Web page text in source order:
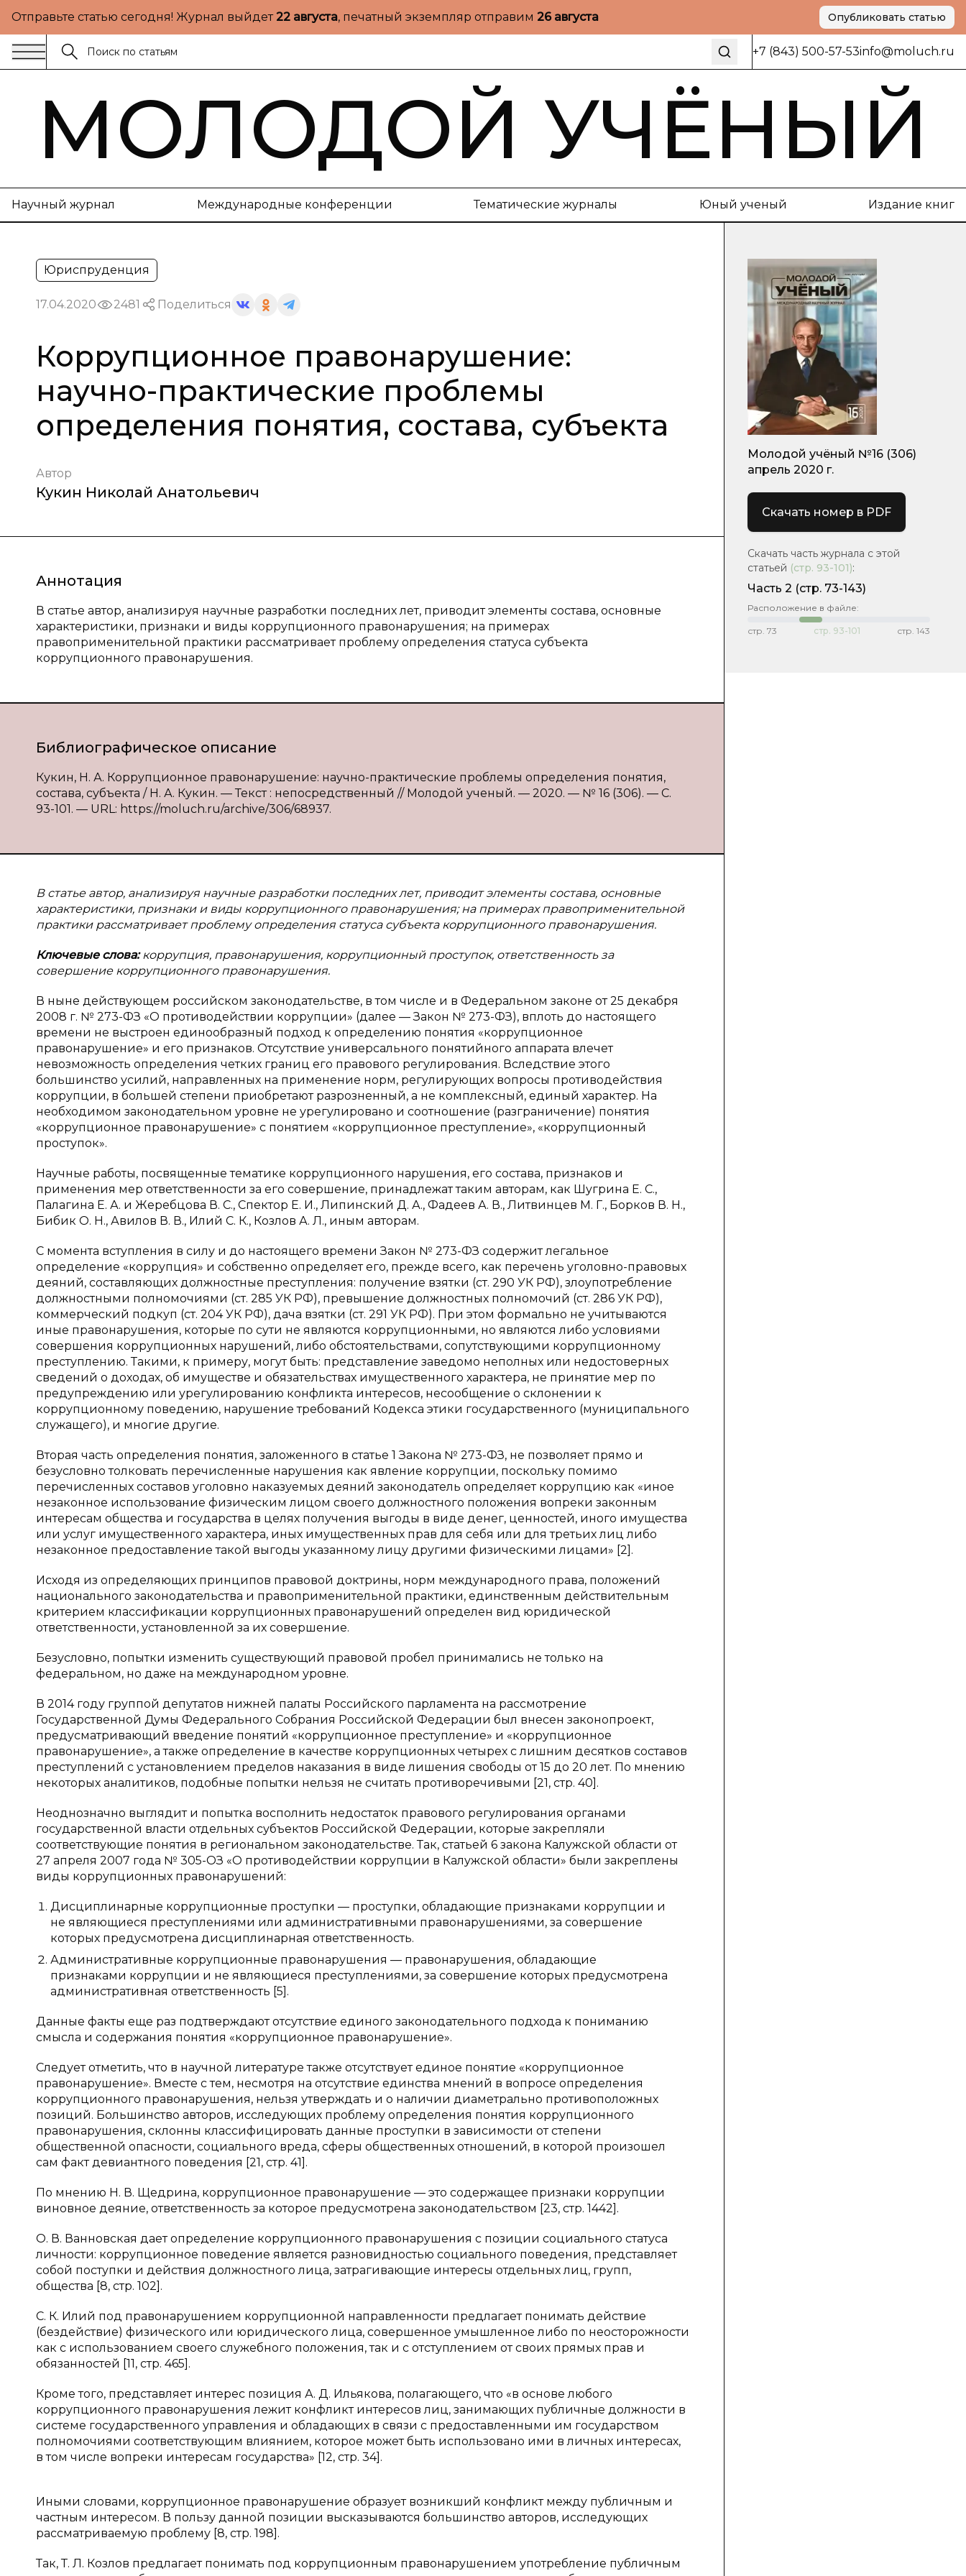
Отправьте статью сегодня! Журнал выйдет22 августа, печатный экземпляр отправим 26 августа Опубликовать статью
+7 (843) 500-57-53info@moluch.ru
МОЛОДОЙ УЧЁНЫЙ
Научный журнал Международные конференции Тематические журналы Юный ученый Издание книг
Юриспруденция
17.04.2020 2481 Поделиться
Коррупционное правонарушение:
научно-практические проблемы
определения понятия, состава, субъекта
Автор
Кукин Николай Анатольевич
Аннотация
В статье автор, анализируя научные разработки последних лет, приводит элементы состава, основные
характеристики, признаки и виды коррупционного правонарушения; на примерах
правоприменительной практики рассматривает проблему определения статуса субъекта
коррупционного правонарушения.
Библиографическое описание
Кукин, Н. А. Коррупционное правонарушение: научно-практические проблемы определения понятия,
состава, субъекта / Н. А. Кукин. — Текст : непосредственный // Молодой ученый. — 2020. — № 16 (306). — С.
93-101. — URL: https://moluch.ru/archive/306/68937.
В статье автор, анализируя научные разработки последних лет, приводит элементы состава, основные
характеристики, признаки и виды коррупционного правонарушения; на примерах правоприменительной
практики рассматривает проблему определения статуса субъекта коррупционного правонарушения.
Ключевые слова:коррупция, правонарушения, коррупционный проступок, ответственность за
совершение коррупционного правонарушения.
В ныне действующем российском законодательстве, в том числе и в Федеральном законе от 25 декабря
2008 г. № 273-ФЗ «О противодействии коррупции» (далее — Закон № 273-ФЗ), вплоть до настоящего
времени не выстроен единообразный подход к определению понятия «коррупционное
правонарушение» и его признаков. Отсутствие универсального понятийного аппарата влечет
невозможность определения четких границ его правового регулирования. Вследствие этого
большинство усилий, направленных на применение норм, регулирующих вопросы противодействия
коррупции, в большей степени приобретают разрозненный, а не комплексный, единый характер. На
необходимом законодательном уровне не урегулировано и соотношение (разграничение) понятия
«коррупционное правонарушение» с понятием «коррупционное преступление», «коррупционный
проступок».
Научные работы, посвященные тематике коррупционного нарушения, его состава, признаков и
применения мер ответственности за его совершение, принадлежат таким авторам, как Шугрина Е. С.,
Палагина Е. А. и Жеребцова В. С., Спектор Е. И., Липинский Д. А., Фадеев А. В., Литвинцев М. Г., Борков В. Н.,
Бибик О. Н., Авилов В. В., Илий С. К., Козлов А. Л., иным авторам.
С момента вступления в силу и до настоящего времени Закон № 273-ФЗ содержит легальное
определение «коррупция» и собственно определяет его, прежде всего, как перечень уголовно-правовых
деяний, составляющих должностные преступления: получение взятки (ст. 290 УК РФ), злоупотребление
должностными полномочиями (ст. 285 УК РФ), превышение должностных полномочий (ст. 286 УК РФ),
коммерческий подкуп (ст. 204 УК РФ), дача взятки (ст. 291 УК РФ). При этом формально не учитываются
иные правонарушения, которые по сути не являются коррупционными, но являются либо условиями
совершения коррупционных нарушений, либо обстоятельствами, сопутствующими коррупционному
преступлению. Такими, к примеру, могут быть: представление заведомо неполных или недостоверных
сведений о доходах, об имуществе и обязательствах имущественного характера, не принятие мер по
предупреждению или урегулированию конфликта интересов, несообщение о склонении к
коррупционному поведению, нарушение требований Кодекса этики государственного (муниципального
служащего), и многие другие.
Вторая часть определения понятия, заложенного в статье 1 Закона № 273-ФЗ, не позволяет прямо и
безусловно толковать перечисленные нарушения как явление коррупции, поскольку помимо
перечисленных составов уголовно наказуемых деяний законодатель определяет коррупцию как «иное
незаконное использование физическим лицом своего должностного положения вопреки законным
интересам общества и государства в целях получения выгоды в виде денег, ценностей, иного имущества
или услуг имущественного характера, иных имущественных прав для себя или для третьих лиц либо
незаконное предоставление такой выгоды указанному лицу другими физическими лицами» [2].
Исходя из определяющих принципов правовой доктрины, норм международного права, положений
национального законодательства и правоприменительной практики, единственным действительным
критерием классификации коррупционных правонарушений определен вид юридической
ответственности, установленной за их совершение.
Безусловно, попытки изменить существующий правовой пробел принимались не только на
федеральном, но даже на международном уровне.
В 2014 году группой депутатов нижней палаты Российского парламента на рассмотрение
Государственной Думы Федерального Собрания Российской Федерации был внесен законопроект,
предусматривающий введение понятий «коррупционное преступление» и «коррупционное
правонарушение», а также определение в качестве коррупционных четырех с лишним десятков составов
преступлений с установлением пределов наказания в виде лишения свободы от 15 до 20 лет. По мнению
некоторых аналитиков, подобные попытки нельзя не считать противоречивыми [21, стр. 40].
Неоднозначно выглядит и попытка восполнить недостаток правового регулирования органами
государственной власти отдельных субъектов Российской Федерации, которые закрепляли
соответствующие понятия в региональном законодательстве. Так, статьей 6 закона Калужской области от
27 апреля 2007 года № 305-ОЗ «О противодействии коррупции в Калужской области» были закреплены
виды коррупционных правонарушений:
Дисциплинарные коррупционные проступки — проступки, обладающие признаками коррупции и
не являющиеся преступлениями или административными правонарушениями, за совершение
которых предусмотрена дисциплинарная ответственность.
Административные коррупционные правонарушения — правонарушения, обладающие
признаками коррупции и не являющиеся преступлениями, за совершение которых предусмотрена
административная ответственность [5].
Данные факты еще раз подтверждают отсутствие единого законодательного подхода к пониманию
смысла и содержания понятия «коррупционное правонарушение».
Следует отметить, что в научной литературе также отсутствует единое понятие «коррупционное
правонарушение». Вместе с тем, несмотря на отсутствие единства мнений в вопросе определения
коррупционного правонарушения, нельзя утверждать и о наличии диаметрально противоположных
позиций. Большинство авторов, исследующих проблему определения понятия коррупционного
правонарушения, склонны классифицировать данные проступки в зависимости от степени
общественной опасности, социального вреда, сферы общественных отношений, в которой произошел
сам факт девиантного поведения [21, стр. 41].
По мнению Н. В. Щедрина, коррупционное правонарушение — это содержащее признаки коррупции
виновное деяние, ответственность за которое предусмотрена законодательством [23, стр. 1442].
О. В. Ванновская дает определение коррупционного правонарушения с позиции социального статуса
личности: коррупционное поведение является разновидностью социального поведения, представляет
собой поступки и действия должностного лица, затрагивающие интересы отдельных лиц, групп,
общества [8, стр. 102].
С. К. Илий под правонарушением коррупционной направленности предлагает понимать действие
(бездействие) физического или юридического лица, совершенное умышленное либо по неосторожности
как с использованием своего служебного положения, так и с отступлением от своих прямых прав и
обязанностей [11, стр. 465].
Кроме того, представляет интерес позиция А. Д. Ильякова, полагающего, что «в основе любого
коррупционного правонарушения лежит конфликт интересов лиц, занимающих публичные должности в
системе государственного управления и обладающих в связи с предоставленными им государством
полномочиями соответствующим влиянием, которое может быть использовано ими в личных интересах,
в том числе вопреки интересам государства» [12, стр. 34].
Иными словами, коррупционное правонарушение образует возникший конфликт между публичным и
частным интересом. В пользу данной позиции высказываются большинство авторов, исследующих
рассматриваемую проблему [8, стр. 198].
Так, Т. Л. Козлов предлагает понимать под коррупционным правонарушением употребление публичным
Молодой учёный №16 (306)
апрель 2020 г.
Скачать номер в PDF
Скачать часть журнала с этой
статьей (стр. 93-101):
Часть 2 (стр. 73-143)
Расположение в файле:
стр. 73 стр. 93-101 стр. 143